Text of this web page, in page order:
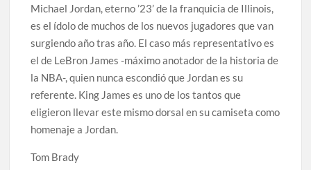
Michael Jordan, eterno ’23’ de la franquicia de Illinois,
es el ídolo de muchos de los nuevos jugadores que van
surgiendo año tras año. El caso más representativo es
el de LeBron James -máximo anotador de la historia de
la NBA-, quien nunca escondió que Jordan es su
referente. King James es uno de los tantos que
eligieron llevar este mismo dorsal en su camiseta como
homenaje a Jordan.
Tom Brady